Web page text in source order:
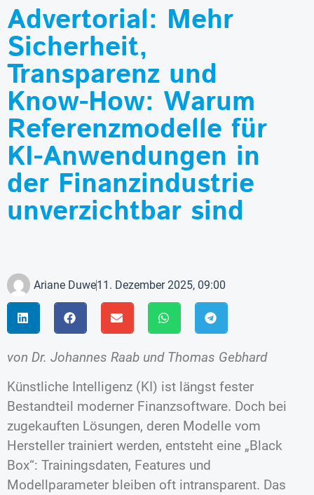
Advertorial: Mehr
Sicherheit,
Transparenz und
Know-How: Warum
Referenzmodelle für
KI-Anwendungen in
der Finanzindustrie
unverzichtbar sind
Ariane Duwe11. Dezember 2025, 09:00
von Dr. Johannes Raab und Thomas Gebhard
Künstliche Intelligenz (KI) ist längst fester
Bestandteil moderner Finanzsoftware. Doch bei
zugekauften Lösungen, deren Modelle vom
Hersteller trainiert werden, entsteht eine „Black
Box“: Trainingsdaten, Features und
Modellparameter bleiben oft intransparent. Das